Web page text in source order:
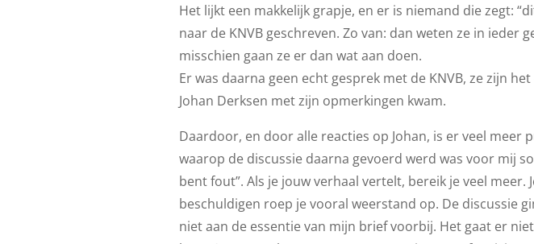
Het lijkt een makkelijk grapje, en er is niemand die zegt:
naar de KNVB geschreven. Zo van: dan weten ze in
misschien gaan ze er dan wat aan doen.
Er was daarna geen echt gesprek met de KNVB, ze zijn
Johan Derksen met zijn opmerkingen kwam.
Daardoor, en door alle reacties op Johan, is er veel
waarop de discussie daarna gevoerd werd was voor mij
bent fout”. Als je jouw verhaal vertelt, bereik je veel
beschuldigen roep je vooral weerstand op. De discussie
niet aan de essentie van mijn brief voorbij. Het gaat er